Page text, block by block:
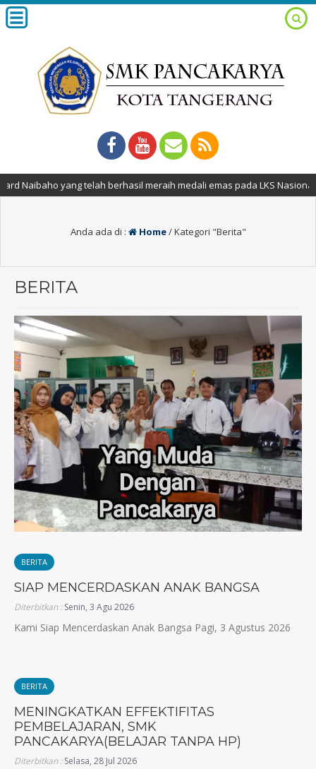
yang telah berhasil meraih medali emas pada LKS Nasional ke-30
Anda ada di : Home/Kategori "Berita"
BERITA
BERITA
SIAP MENCERDASKAN ANAK BANGSA
Diterbitkan :Senin, 3 Agu 2026
Kami Siap Mencerdaskan Anak Bangsa Pagi, 3 Agustus 2026
BERITA
MENINGKATKAN EFFEKTIFITAS
PEMBELAJARAN, SMK
PANCAKARYA(BELAJAR TANPA HP)
Diterbitkan :Selasa, 28 Jul 2026